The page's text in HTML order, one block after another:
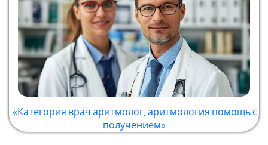
«Категория врач аритмолог, аритмология помощь с
получением»